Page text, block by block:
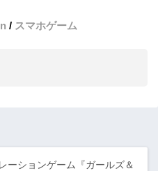
スマホゲーム
ーションゲーム『ガールズ＆